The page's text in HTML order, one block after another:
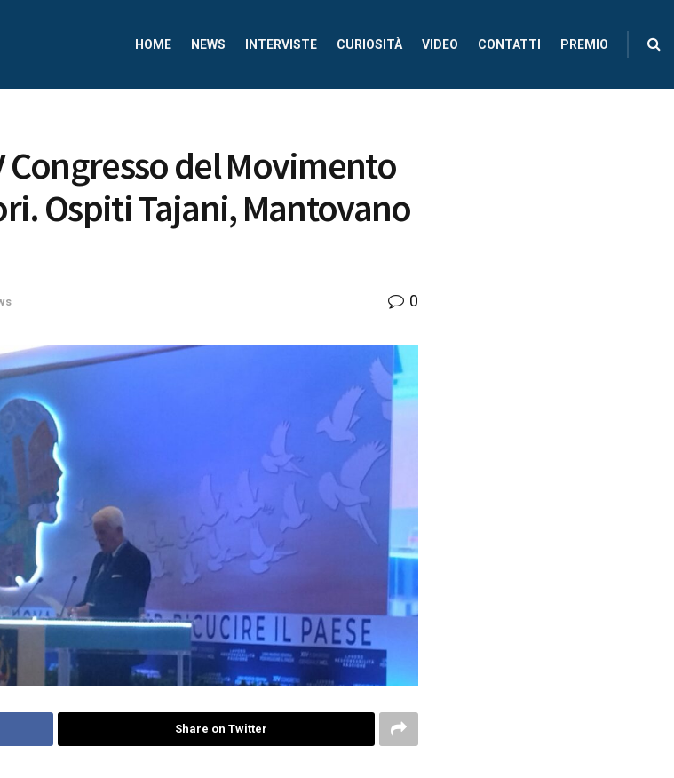
HOME NEWS INTERVISTE CURIOSITÀ VIDEO CONTATTI PREMIO
Congresso del Movimento
Ospiti Tajani, Mantovano
0
Share on Twitter